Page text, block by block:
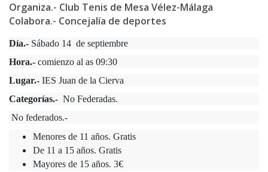
Organiza.- Club Tenis de Mesa Vélez-Málaga
Colabora.- Concejalía de deportes
Día.- Sábado 14 de septiembre
Hora.- comienzo al as 09:30
Lugar.- IES Juan de la Cierva
Categorías.- No Federadas.
No federados.-
Menores de 11 años. Gratis
De 11 a 15 años. Gratis
Mayores de 15 años. 3€